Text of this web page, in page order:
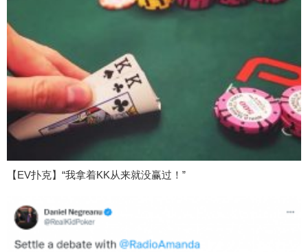
【EV扑克】“我拿着KK从来就没赢过！”